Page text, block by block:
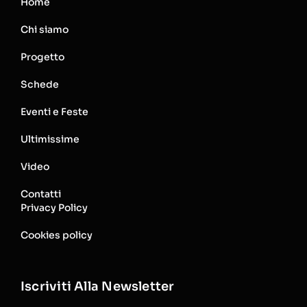
Chi siamo
Progetto
Schede
Eventi e Feste
Ultimissime
Video
Contatti
Privacy Policy
Cookies policy
Iscriviti Alla Newsletter